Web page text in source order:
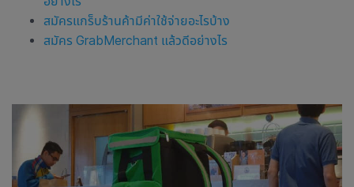
สมัครแกร็บร้านค้ามีค่าใช้จ่ายอะไรบ้าง
สมัคร GrabMerchant แล้วดีอย่างไร